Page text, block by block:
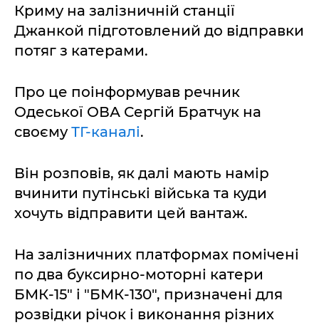
Криму на залізничній станції
Джанкой підготовлений до відправки
потяг з катерами.
Про це поінформував речник
Одеської ОВА Сергій Братчук на
своємуТГ-каналі.
Він розповів, як далі мають намір
вчинити путінські війська та куди
хочуть відправити цей вантаж.
На залізничних платформах помічені
по два буксирно-моторні катери
БМК-15" і "БМК-130", призначені для
розвідки річок і виконання різних